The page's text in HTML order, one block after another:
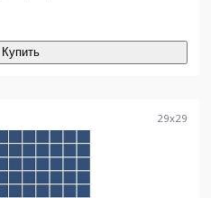
Купить
29x29